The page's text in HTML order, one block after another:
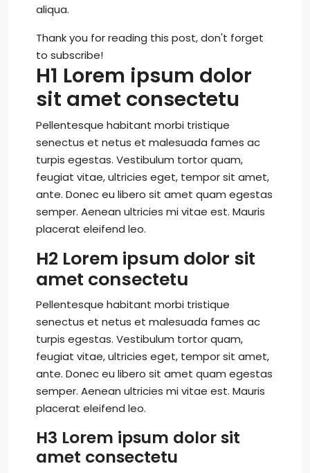
aliqua.
Thank you for reading this post, don't forget
to subscribe!
H1 Lorem ipsum dolor
sit amet consectetu
Pellentesque habitant morbi tristique
senectus et netus et malesuada fames ac
turpis egestas. Vestibulum tortor quam,
feugiat vitae, ultricies eget, tempor sit amet,
ante. Donec eu libero sit amet quam egestas
semper. Aenean ultricies mi vitae est. Mauris
placerat eleifend leo.
H2 Lorem ipsum dolor sit
amet consectetu
Pellentesque habitant morbi tristique
senectus et netus et malesuada fames ac
turpis egestas. Vestibulum tortor quam,
feugiat vitae, ultricies eget, tempor sit amet,
ante. Donec eu libero sit amet quam egestas
semper. Aenean ultricies mi vitae est. Mauris
placerat eleifend leo.
H3 Lorem ipsum dolor sit
amet consectetu